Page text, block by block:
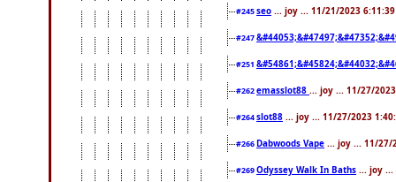
#245seo ... joy ... 11/21/2023 6:11:39
#247
#251
#262emasslot88 ... joy ... 11/27/
#264slot88 ... joy ... 11/27/2023
#266Dabwoods Vape ... joy ... 11/27/
#269Odyssey Walk In Baths ... joy ...